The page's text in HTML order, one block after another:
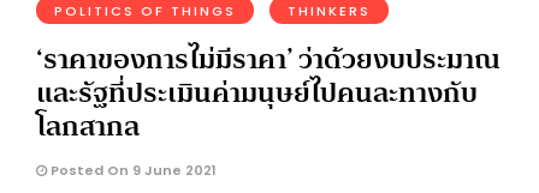
POLITICS OF THINGS THINKERS
‘ราคาของการไม่มีราคา’ ว่าด้วยงบประมาณ
และรัฐที่ประเมินค่ามนุษย์ไปคนละทางกับ
โลกสากล
Posted On 9 June 2021